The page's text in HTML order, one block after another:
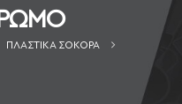
ΠΛΑΣΤΙΚΆ ΣΌΚΟΡΑ